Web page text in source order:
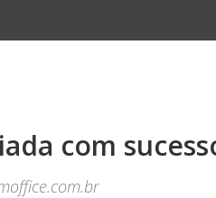
com